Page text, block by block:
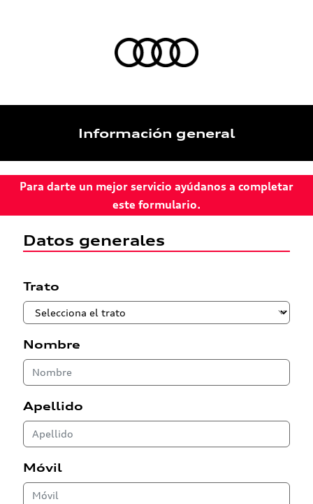
Información general
Para darte un mejor servicio ayúdanos a completar
este formulario.
Datos generales
Trato
Nombre
Apellido
Móvil